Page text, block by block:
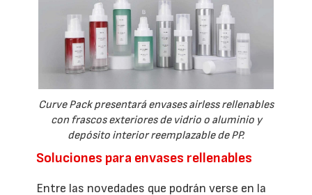
Curve Pack presentará envases airless rellenables
con frascos exteriores de vidrio o aluminio y
depósito interior reemplazable de PP.
Soluciones para envases rellenables
Entre las novedades que podrán verse en la